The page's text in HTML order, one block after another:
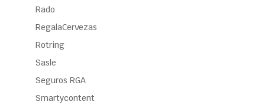
Rado
RegalaCervezas
Rotring
Sasle
Seguros RGA
Smartycontent